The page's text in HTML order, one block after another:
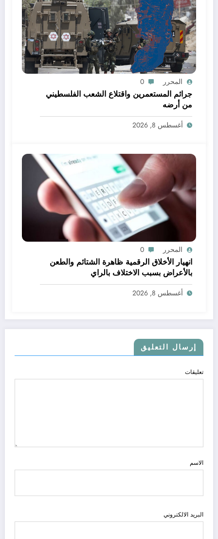
المحرر 0
جرائم المستعمرين واقتلاع الشعب الفلسطيني
من أرضه
أغسطس 8, 2026
المحرر 0
انهيار الأخلاق الرقمية ظاهرة الشتائم والطعن
بالأعراض بسبب الاختلاف بالراي
أغسطس 8, 2026
إرسال التعليق
تعليقات
الاسم
البريد الالكتروني